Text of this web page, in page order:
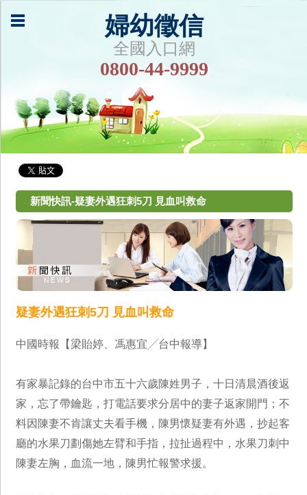
婦幼徵信
全國入口網
0800-44-9999
新聞快訊-疑妻外遇狂刺5刀 見血叫救命
疑妻外遇狂刺5刀 見血叫救命
中國時報【梁貽婷、馮惠宜╱台中報導】
有家暴記錄的台中市五十六歲陳姓男子，十日清晨酒後返
家，忘了帶鑰匙，打電話要求分居中的妻子返家開門；不
料因陳妻不肯讓丈夫看手機，陳男懷疑妻有外遇，抄起客
廳的水果刀劃傷她左臂和手指，拉扯過程中，水果刀刺中
陳妻左胸，血流一地，陳男忙報警求援。